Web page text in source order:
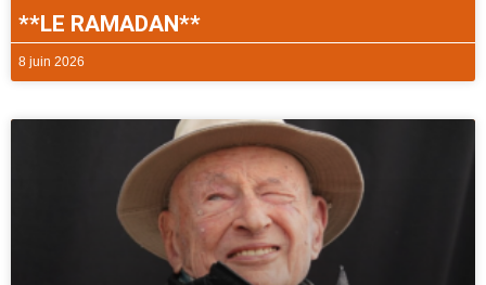
**LE RAMADAN**
8 juin 2026